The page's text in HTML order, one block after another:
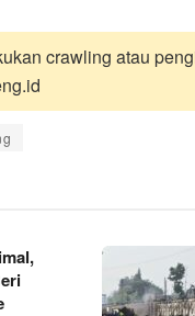
crawling atau